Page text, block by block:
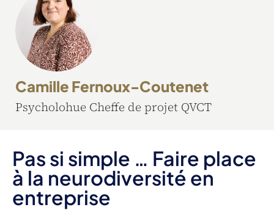
Camille Fernoux-Coutenet
Psycholohue Cheffe de projet QVCT
Pas si simple … Faire place
à la neurodiversité en
entreprise